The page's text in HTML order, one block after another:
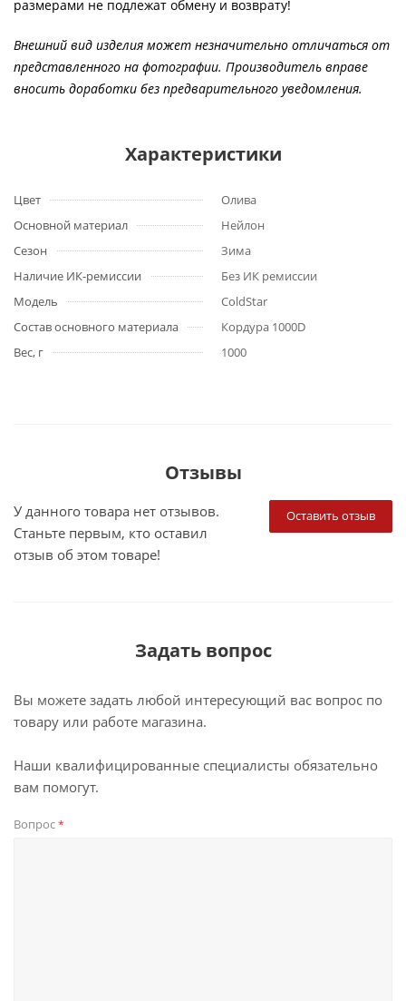
размерами не подлежат обмену и возврату!
Внешний вид изделия может незначительно отличаться от
представленного на фотографии. Производитель вправе
вносить доработки без предварительного уведомления.
Характеристики
Цвет
Олива
Основной материал
Нейлон
Сезон
Зима
Наличие ИК-ремиссии
Без ИК ремиссии
Модель
ColdStar
Состав основного материала
Кордура 1000D
Вес, г
1000
Отзывы
Оставить отзыв
У данного товара нет отзывов.
Станьте первым, кто оставил
отзыв об этом товаре!
Задать вопрос
Вы можете задать любой интересующий вас вопрос по
товару или работе магазина.
Наши квалифицированные специалисты обязательно
вам помогут.
Вопрос*